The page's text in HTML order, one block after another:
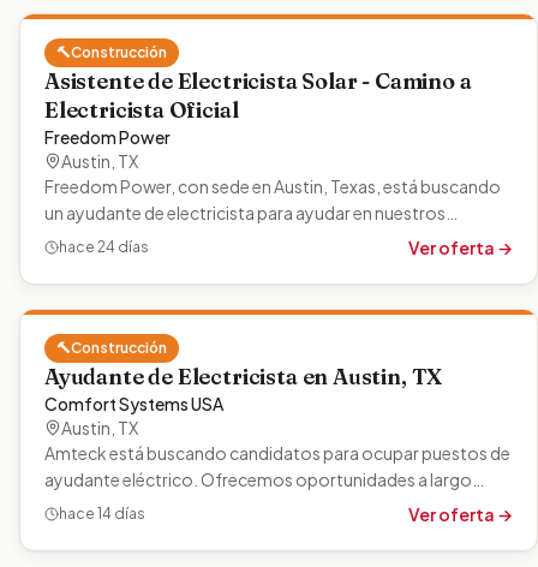
🔨Construcción
Asistente de Electricista Solar - Camino a
Electricista Oficial
Freedom Power
Austin TX
Freedom Power, con sede en Austin, Texas, está buscando
un ayudante de electricista para ayudar en nuestros
proyectos de electrificación…
hace 24 días Ver oferta →
🔨Construcción
Ayudante de Electricista en Austin, TX
Comfort Systems USA
Austin TX
Amteck está buscando candidatos para ocupar puestos de
ayudante eléctrico. Ofrecemos oportunidades a largo
plazo, así como trabajo estable,…
hace 14 días Ver oferta →